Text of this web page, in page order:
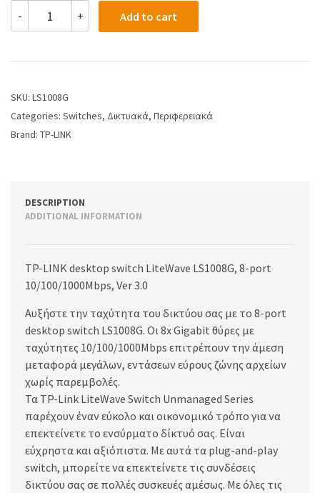
- + Add to cart
SKU: LS1008G
Categories: Switches, Δικτυακά, Περιφερειακά
Brand: TP-LINK
DESCRIPTION
ADDITIONAL INFORMATION
TP-LINK desktop switch LiteWave LS1008G, 8-port
10/100/1000Mbps, Ver 3.0
Αυξήστε την ταχύτητα του δικτύου σας με το 8-port
desktop switch LS1008G. Οι 8x Gigabit θύρες με
ταχύτητες 10/100/1000Mbps επιτρέπουν την άμεση
μεταφορά μεγάλων, εντάσεων εύρους ζώνης αρχείων
χωρίς παρεμβολές.
Τα TP-Link LiteWave Switch Unmanaged Series
παρέχουν έναν εύκολο και οικονομικό τρόπο για να
επεκτείνετε το ενσύρματο δίκτυό σας. Είναι
εύχρηστα και αξιόπιστα. Με αυτά τα plug-and-play
switch, μπορείτε να επεκτείνετε τις συνδέσεις
δικτύου σας σε πολλές συσκευές αμέσως. Με όλες τις